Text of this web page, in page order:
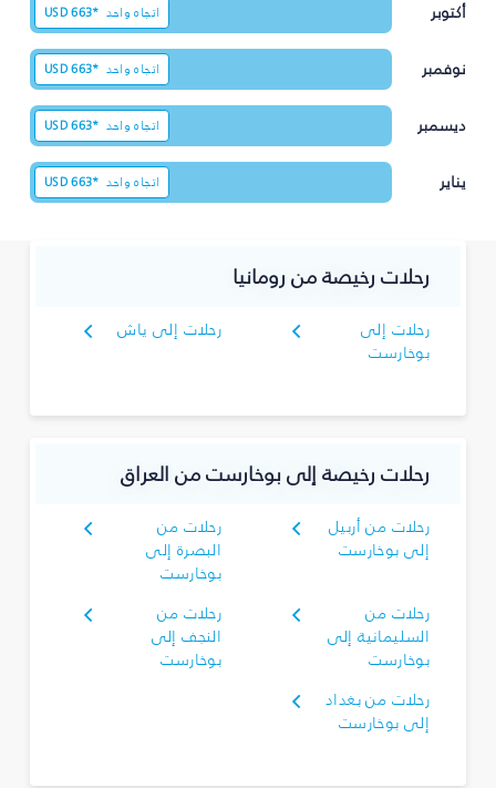
أكتوبر اتجاه واحد USD663*
نوفمبر اتجاه واحد USD663*
ديسمبر اتجاه واحد USD663*
يناير اتجاه واحد USD663*
رحلات رخيصة من رومانيا
رحلات إلى
بوخارست
رحلات إلى ياش
رحلات رخيصة إلى بوخارست من العراق
رحلات من أربيل
إلى بوخارست
رحلات من
البصرة‎ إلى
بوخارست
رحلات من
السليمانية‎ إلى
بوخارست
رحلات من
النجف إلى
بوخارست
رحلات من بغداد
إلى بوخارست